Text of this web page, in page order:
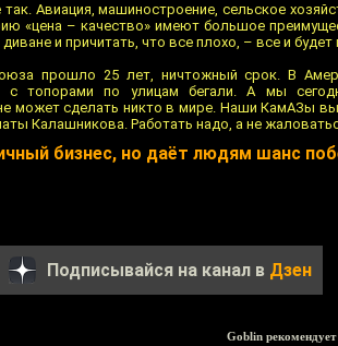
Авиация, машиностроение, сельское
«цена – качество» имеют большое
и причитать, что все плохо, – все и будет
прошло 25 лет, ничтожный срок. В
с топорами по улицам бегали. А мы
может сделать никто в мире. Наши КамАЗы
Калашникова. Работать надо, а не
бизнес, но даёт людям шанс
Подписывайся на канал в Дзен
Goblin рекомендует